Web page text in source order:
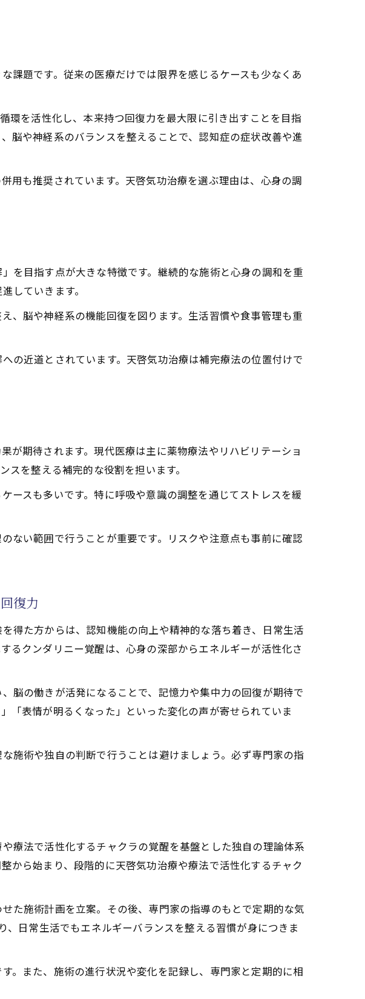
チャクラ調整の重要性
化するクンダリニー施術の効果
と寛解実現の密接な関係
もたらす認知症寛解の理由
クササイズ紹介
るチャクラ調整法のコツ
ワー活用で自己治癒力上昇
体験が認知症改善に与える影響
化するクンダリニー覚醒例
るチャクラ覚醒の効果
験が心身回復に与える意義
めた寛解までの経過紹介
課題です。従来の医療だけでは限界を感じるケースも少なくあ
環を活性化し、本来持つ回復力を最大限に引き出すことを目指
脳や神経系のバランスを整えることで、認知症の症状改善や進
用も推奨されています。天啓気功治療を選ぶ理由は、心身の調
を目指す点が大きな特徴です。継続的な施術と心身の調和を重
していきます。
、脳や神経系の機能回復を図ります。生活習慣や食事管理も重
の近道とされています。天啓気功治療は補完療法の位置付けで
が期待されます。現代医療は主に薬物療法やリハビリテーショ
を整える補完的な役割を担います。
ースも多いです。特に呼吸や意識の調整を通じてストレスを緩
ない範囲で行うことが重要です。リスクや注意点も事前に確認
復力
得た方からは、認知機能の向上や精神的な落ち着き、日常生活
るクンダリニー覚醒は、心身の深部からエネルギーが活性化さ
脳の働きが活発になることで、記憶力や集中力の回復が期待で
「表情が明るくなった」といった変化の声が寄せられていま
施術や独自の判断で行うことは避けましょう。必ず専門家の指
療法で活性化するチャクラの覚醒を基盤とした独自の理論体系
から始まり、段階的に天啓気功治療や療法で活性化するチャク
た施術計画を立案。その後、専門家の指導のもとで定期的な気
日常生活でもエネルギーバランスを整える習慣が身につきま
。また、施術の進行状況や変化を記録し、専門家と定期的に相